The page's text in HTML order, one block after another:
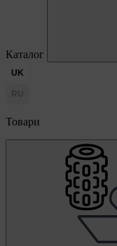
Каталог
UK
RU
Товари